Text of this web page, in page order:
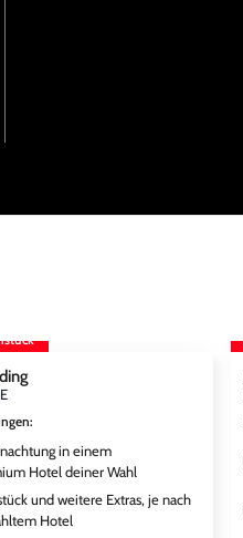
:
in einem
Hotel deiner Wahl
und weitere Extras, je nach
Hotel